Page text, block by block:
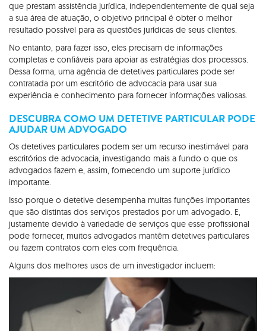
que prestam assistência jurídica, independentemente de qual seja
a sua área de atuação, o objetivo principal é obter o melhor
resultado possível para as questões jurídicas de seus clientes.
No entanto, para fazer isso, eles precisam de informações
completas e confiáveis ​​para apoiar as estratégias dos processos.
Dessa forma, uma agência de detetives particulares pode ser
contratada por um escritório de advocacia para usar sua
experiência e conhecimento para fornecer informações valiosas.
DESCUBRA COMO UM DETETIVE PARTICULAR PODE
AJUDAR UM ADVOGADO
Os detetives particulares podem ser um recurso inestimável para
escritórios de advocacia, investigando mais a fundo o que os
advogados fazem e, assim, fornecendo um suporte jurídico
importante.
Isso porque o detetive desempenha muitas funções importantes
que são distintas dos serviços prestados por um advogado. E,
justamente devido à variedade de serviços que esse profissional
pode fornecer, muitos advogados mantêm detetives particulares
ou fazem contratos com eles com frequência.
Alguns dos melhores usos de um investigador incluem: